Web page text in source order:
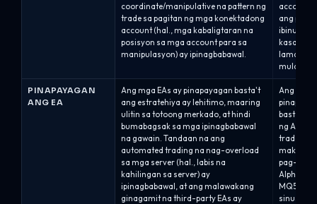
coordinate/manipulative na pattern ng
trade sa pagitan ng mga konektadong
account (hal., mga kabaligtaran na
posisyon sa mga account para sa
manipulasyon) ay ipinagbabawal.
accounts
ang
lamang;
mula sa
PINAPAYAGAN
ANG EA
Ang mga EAs ay pinapayagan basta't
ang estratehiya ay lehitimo, maaring
ulitin sa totoong merkado, at hindi
bumabagsak sa mga ipinagbabawal
na gawain. Tandaan na ang
automated trading na nag-overload
sa mga server (hal., labis na
kahilingan sa server) ay
ipinagbabawal, at ang malawakang
ginagamit na third-party EAs ay
Ang mga
basta't
ng Alpha
trader
makipag-
pag-
Alpha
MQ5